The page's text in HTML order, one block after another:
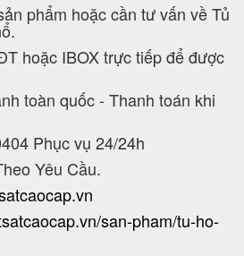
phẩm hoặc cần tư vấn về Tủ
hoặc IBOX trực tiếp để được
toàn quốc - Thanh toán khi
Phục vụ 24/24h
Yêu Cầu.
san-pham/tu-ho-